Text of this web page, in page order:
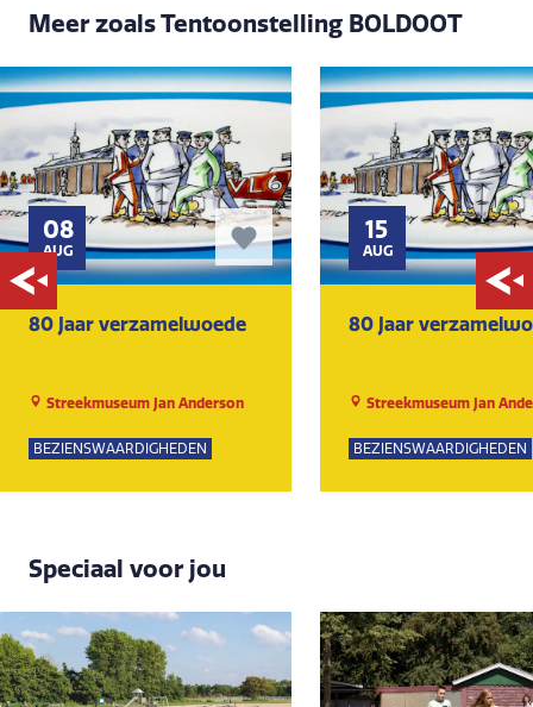
Meer zoals Tentoonstelling BOLDOOT
08
AUG
80 Jaar verzamelwoede
Streekmuseum Jan Anderson
BEZIENSWAARDIGHEDEN
15
AUG
80 Jaar
Streekmuseum Jan
BEZIENSWAARDIGHEDEN
Speciaal voor jou